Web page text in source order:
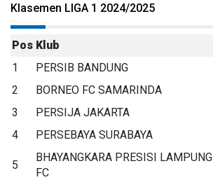
Klasemen LIGA 1 2024/2025
Pos Klub
1
PERSIB BANDUNG
2
BORNEO FC SAMARINDA
3
PERSIJA JAKARTA
4
PERSEBAYA SURABAYA
5
BHAYANGKARA PRESISI LAMPUNG
FC